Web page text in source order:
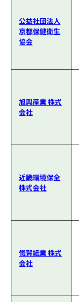
公益社団法人
京都保健衛生
協会
旭興産業 株式
会社
近畿環境保全
株式会社
儀賀紙業 株式
会社